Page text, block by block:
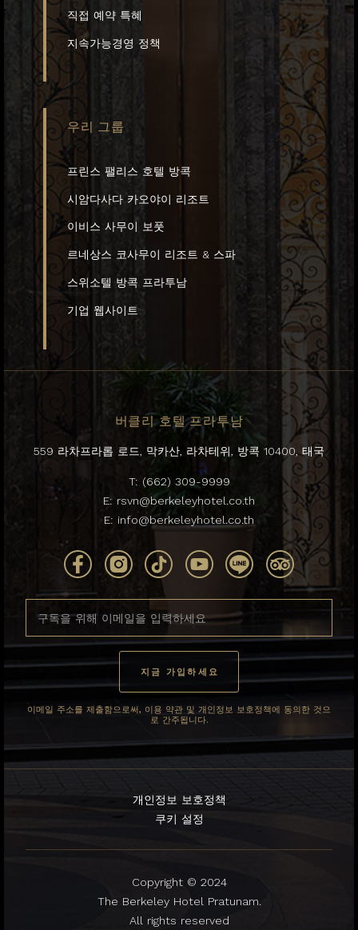
직접 예약 특혜
지속가능경영 정책
우리 그룹
프린스 팰리스 호텔 방콕
시암다사다 카오야이 리조트
이비스 사무이 보풋
르네상스 코사무이 리조트 & 스파
스위소텔 방콕 프라투남
기업 웹사이트
이메일 주소를 제출함으로써, 이용 약관 및 개인정보 보호정책에 동의한 것으
로 간주됩니다.
버클리 호텔 프라투남
559 라차프라롭 로드, 막카산, 라차테위, 방콕 10400, 태국
T: (662) 309-9999
E: rsvn@berkeleyhotel.co.th
E: info@berkeleyhotel.co.th
Copyright © 2024
The Berkeley Hotel Pratunam.
All rights reserved
개인정보 보호정책
쿠키 설정